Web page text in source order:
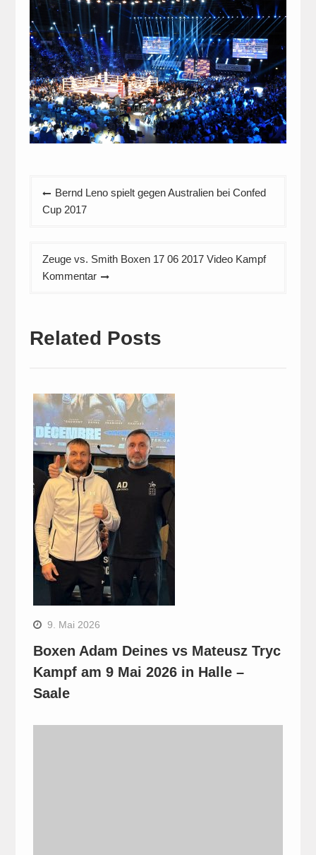
Beitragsnavigation
Bernd Leno spielt gegen Australien bei Confed
Cup 2017
Zeuge vs. Smith Boxen 17 06 2017 Video Kampf
Kommentar
Related Posts
9. Mai 2026
Boxen Adam Deines vs Mateusz Tryc
Kampf am 9 Mai 2026 in Halle –
Saale